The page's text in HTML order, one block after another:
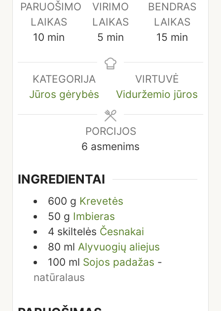
PARUOŠIMO
LAIKAS
10minutes
min
VIRIMO
LAIKAS
5minutes
min
BENDRAS
LAIKAS
15 minutes
min
KATEGORIJA
Jūros gėrybės
VIRTUVĖ
Viduržemio jūros
PORCIJOS
6 asmenims
INGREDIENTAI
600 g Krevetės
50 g Imbieras
4 skiltelės Česnakai
80 ml Alyvuogių aliejus
100 ml Sojos padažas -
natūralaus